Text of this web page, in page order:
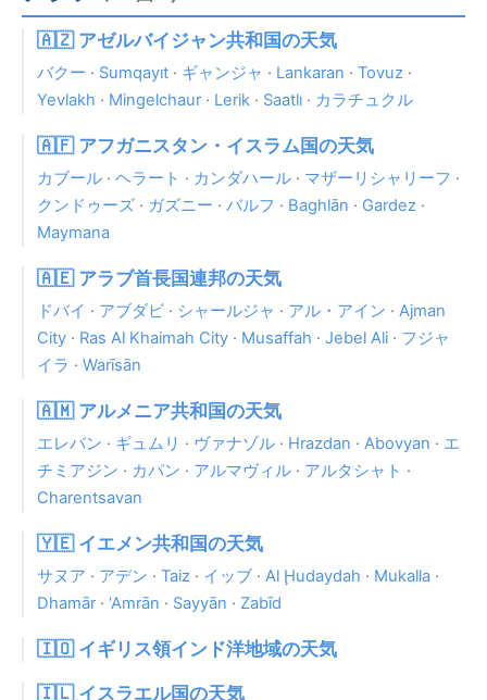
🇦🇿 アゼルバイジャン共和国の天気
バクー · Sumqayıt · ギャンジャ · Lankaran · Tovuz ·
Yevlakh · Mingelchaur· Lerik · Saatlı · カラチュクル
🇦🇫 アフガニスタン・イスラム国の天気
カブール · ヘラート · カンダハール · マザーリシャリーフ ·
クンドゥーズ · ガズニー · バルフ · Baghlān · Gardez ·
Maymana
🇦🇪 アラブ首長国連邦の天気
ドバイ · アブダビ · シャールジャ · アル・アイン · Ajman
City · Ras Al Khaimah City · Musaffah · Jebel Ali · フジャ
イラ · Warīsān
🇦🇲 アルメニア共和国の天気
エレバン · ギュムリ · ヴァナゾル · Hrazdan · Abovyan · エ
チミアジン · カパン · アルマヴィル · アルタシャト ·
Charentsavan
🇾🇪 イエメン共和国の天気
サヌア · アデン · Taiz · イッブ · Al Ḩudaydah · Mukalla ·
Dhamār· ‘Amrān · Sayyān · Zabīd
🇮🇴 イギリス領インド洋地域の天気
🇮🇱 イスラエル国の天気